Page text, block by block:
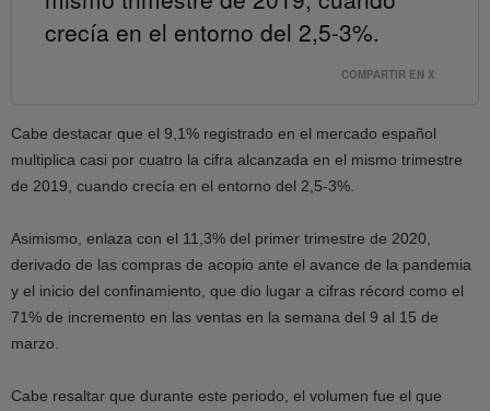
crecía en el entorno del 2,5-3%.
COMPARTIR EN X
Cabe destacar que el 9,1% registrado en el mercado español
multiplica casi por cuatro la cifra alcanzada en el mismo trimestre
de 2019, cuando crecía en el entorno del 2,5-3%.
Asimismo, enlaza con el 11,3% del primer trimestre de 2020,
derivado de las compras de acopio ante el avance de la pandemia
y el inicio del confinamiento, que dio lugar a cifras récord como el
71% de incremento en las ventas en la semana del 9 al 15 de
marzo.
Cabe resaltar que durante este periodo, el volumen fue el que